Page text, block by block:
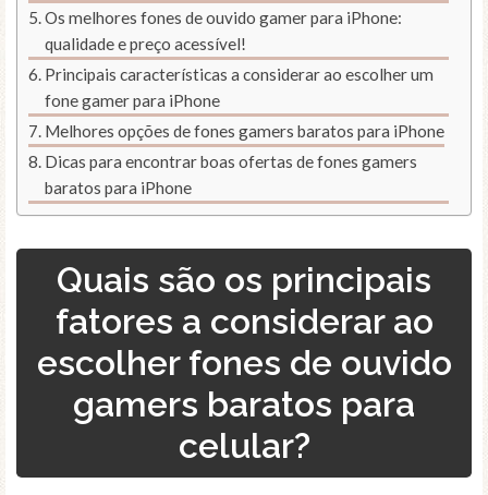
Os melhores fones de ouvido gamer para iPhone:
qualidade e preço acessível!
Principais características a considerar ao escolher um
fone gamer para iPhone
Melhores opções de fones gamers baratos para iPhone
Dicas para encontrar boas ofertas de fones gamers
baratos para iPhone
Quais são os principais
fatores a considerar ao
escolher fones de ouvido
gamers baratos para
celular?